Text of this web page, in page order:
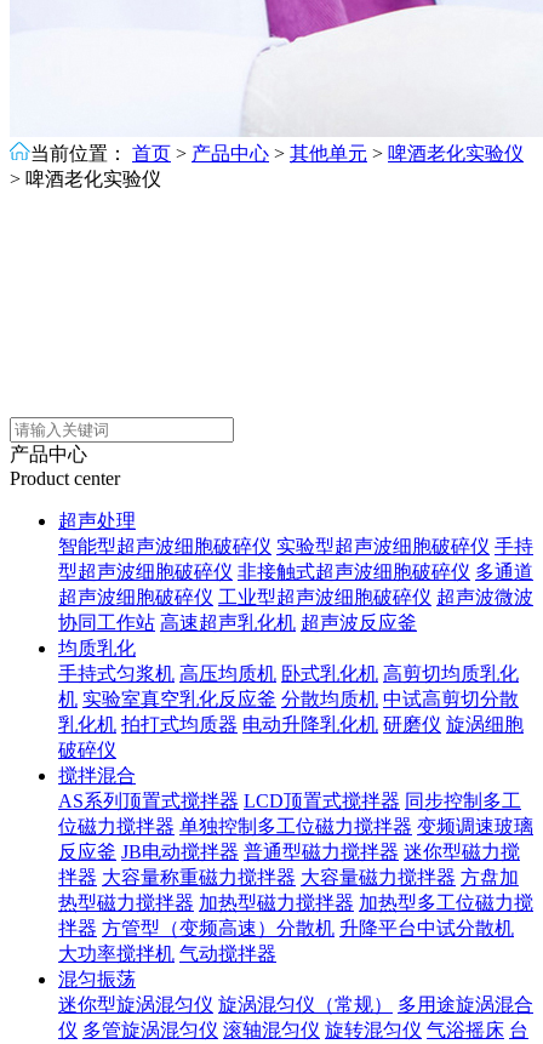
当前位置： 首页 > 产品中心 > 其他单元 > 啤酒老化实验仪
> 啤酒老化实验仪
产品中心
Product center
超声处理
智能型超声波细胞破碎仪 实验型超声波细胞破碎仪 手持
型超声波细胞破碎仪 非接触式超声波细胞破碎仪 多通道
超声波细胞破碎仪 工业型超声波细胞破碎仪 超声波微波
协同工作站 高速超声乳化机 超声波反应釜
均质乳化
手持式匀浆机 高压均质机 卧式乳化机 高剪切均质乳化
机 实验室真空乳化反应釜 分散均质机 中试高剪切分散
乳化机 拍打式均质器 电动升降乳化机 研磨仪 旋涡细胞
破碎仪
搅拌混合
AS系列顶置式搅拌器 LCD顶置式搅拌器 同步控制多工
位磁力搅拌器 单独控制多工位磁力搅拌器 变频调速玻璃
反应釜 JB电动搅拌器 普通型磁力搅拌器 迷你型磁力搅
拌器 大容量称重磁力搅拌器 大容量磁力搅拌器 方盘加
热型磁力搅拌器 加热型磁力搅拌器 加热型多工位磁力搅
拌器 方管型（变频高速）分散机 升降平台中试分散机
大功率搅拌机 气动搅拌器
混匀振荡
迷你型旋涡混匀仪 旋涡混匀仪（常规）
多用途旋涡混合
仪 多管旋涡混匀仪 滚轴混匀仪 旋转混匀仪 气浴摇床 台